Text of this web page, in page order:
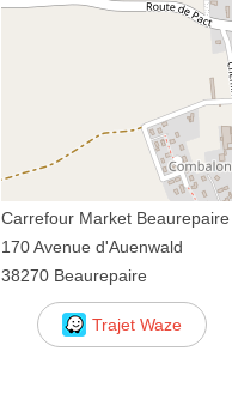
Carrefour Market Beaurepaire
170 Avenue d'Auenwald
38270 Beaurepaire
Trajet Waze